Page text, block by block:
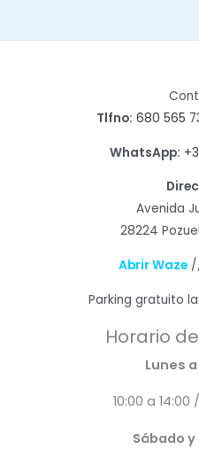
Tlfno: 680 565
WhatsApp:
Avenida
28224
Abrir Waze
Parking gratuito
Horario
Lunes
10:00 a 14:00
Sábado